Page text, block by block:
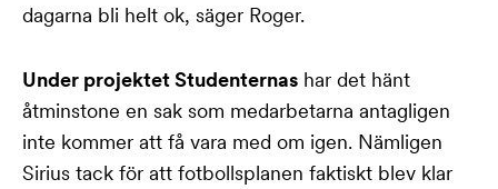
dagarna bli helt ok, säger Roger.
Under projektet Studenternas har det hänt
åtminstone en sak som medarbetarna antagligen
inte kommer att få vara med om igen. Nämligen
Sirius tack för att fotbollsplanen faktiskt blev klar